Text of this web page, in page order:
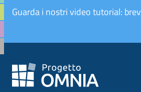
Guarda i nostri video tutorial: